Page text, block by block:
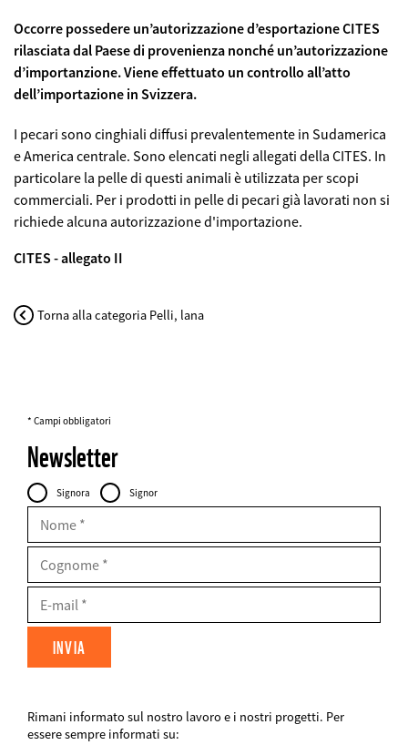
Occorre possedere un’autorizzazione d’esportazione CITES
rilasciata dal Paese di provenienza nonché un’autorizzazione
d’importanzione. Viene effettuato un controllo all’atto
dell’importazione in Svizzera.
I pecari sono cinghiali diffusi prevalentemente in Sudamerica
e America centrale. Sono elencati negli allegati della CITES. In
particolare la pelle di questi animali è utilizzata per scopi
commerciali. Per i prodotti in pelle di pecari già lavorati non si
richiede alcuna autorizzazione d'importazione.
CITES - allegato II
Torna alla categoria Pelli, lana
* Campi obbligatori
Newsletter
FIELDSET
Personal
Data
Intestazione
Signora Signor
Nome
Cognome
Rimani informato sul nostro lavoro e i nostri progetti. Per
essere sempre informati su: